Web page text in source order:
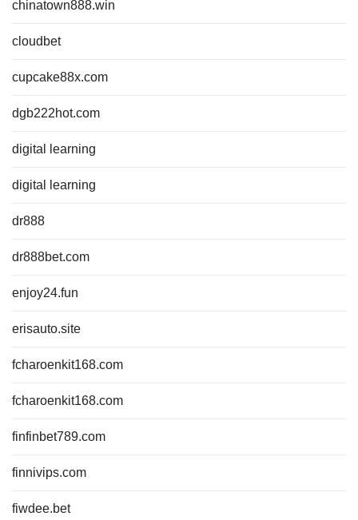
chinatown888.win
cloudbet
cupcake88x.com
dgb222hot.com
digital learning
digital learning
dr888
dr888bet.com
enjoy24.fun
erisauto.site
fcharoenkit168.com
fcharoenkit168.com
finfinbet789.com
finnivips.com
fiwdee.bet